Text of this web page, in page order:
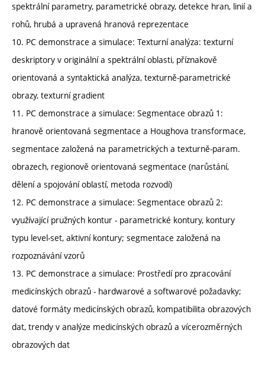
spektrální parametry, parametrické obrazy, detekce hran, linií a
rohů, hrubá a upravená hranová reprezentace
10. PC demonstrace a simulace: Texturní analýza: texturní
deskriptory v originální a spektrální oblasti, příznakově
orientovaná a syntaktická analýza, texturně-parametrické
obrazy, texturní gradient
11. PC demonstrace a simulace: Segmentace obrazů 1:
hranově orientovaná segmentace a Houghova transformace,
segmentace založená na parametrických a texturně-param.
obrazech, regionově orientovaná segmentace (narůstání,
dělení a spojování oblastí, metoda rozvodí)
12. PC demonstrace a simulace: Segmentace obrazů 2:
využívající pružných kontur - parametrické kontury, kontury
typu level-set, aktivní kontury; segmentace založená na
rozpoznávání vzorů
13. PC demonstrace a simulace: Prostředí pro zpracování
medicínských obrazů - hardwarové a softwarové požadavky;
datové formáty medicínských obrazů, kompatibilita obrazových
dat, trendy v analýze medicínských obrazů a vícerozměrných
obrazových dat